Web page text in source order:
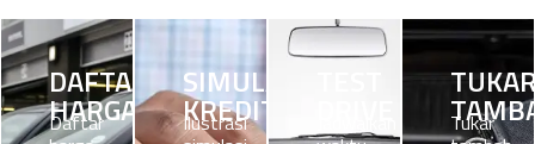
DAFTAR
HARGA
Daftar
SIMULASI
KREDIT
Ilustrasi Tukar